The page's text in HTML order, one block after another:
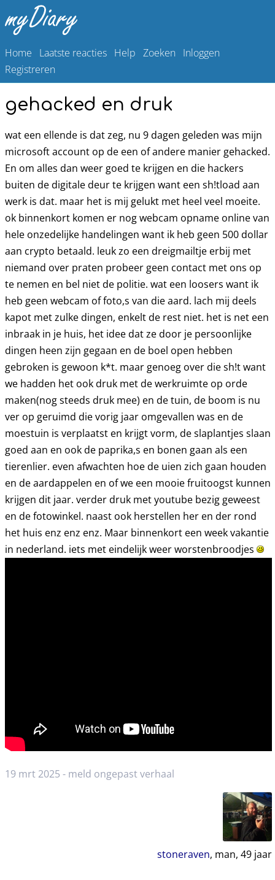
Home Laatste reacties Help Zoeken Inloggen
Registreren
gehacked en druk
wat een ellende is dat zeg, nu 9 dagen geleden was mijn
microsoft account op de een of andere manier gehacked.
En om alles dan weer goed te krijgen en die hackers
buiten de digitale deur te krijgen want een sh!tload aan
werk is dat. maar het is mij gelukt met heel veel moeite.
ok binnenkort komen er nog webcam opname online van
hele onzedelijke handelingen want ik heb geen 500 dollar
aan crypto betaald. leuk zo een dreigmailtje erbij met
niemand over praten probeer geen contact met ons op
te nemen en bel niet de politie. wat een loosers want ik
heb geen webcam of foto,s van die aard. lach mij deels
kapot met zulke dingen, enkelt de rest niet. het is net een
inbraak in je huis, het idee dat ze door je persoonlijke
dingen heen zijn gegaan en de boel open hebben
gebroken is gewoon k*t. maar genoeg over die sh!t want
we hadden het ook druk met de werkruimte op orde
maken(nog steeds druk mee) en de tuin, de boom is nu
ver op geruimd die vorig jaar omgevallen was en de
moestuin is verplaatst en krijgt vorm, de slaplantjes slaan
goed aan en ook de paprika,s en bonen gaan als een
tierenlier. even afwachten hoe de uien zich gaan houden
en de aardappelen en of we een mooie fruitoogst kunnen
krijgen dit jaar. verder druk met youtube bezig geweest
en de fotowinkel. naast ook herstellen her en der rond
het huis enz enz enz. Maar binnenkort een week vakantie
in nederland. iets met eindelijk weer worstenbroodjes
19 mrt 2025 - meld ongepast verhaal
stoneraven, man, 49jaar